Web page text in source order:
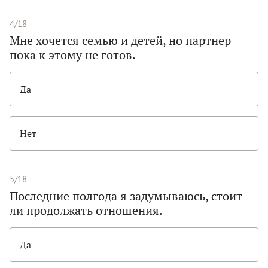
4/18
Мне хочется семью и детей, но партнер
пока к этому не готов.
Да
Нет
5/18
Последние полгода я задумываюсь, стоит
ли продолжать отношения.
Да